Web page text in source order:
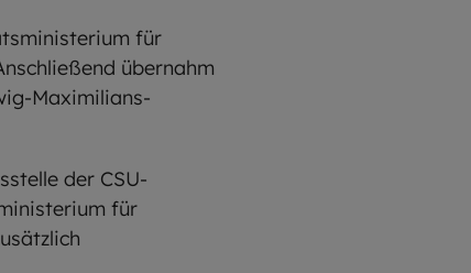
für
übernahm
Maximilians-
der CSU-
für